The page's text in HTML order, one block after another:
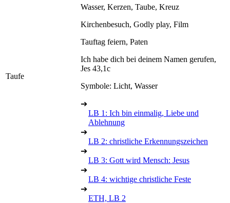
Taufe
Wasser, Kerzen, Taube, Kreuz
Kirchenbesuch, Godly play, Film
Tauftag feiern, Paten
Ich habe dich bei deinem Namen gerufen,
Jes 43,1c
Symbole: Licht, Wasser
➔
LB 1: Ich bin einmalig, Liebe und
Ablehnung
➔
LB 2: christliche Erkennungszeichen
➔
LB 3: Gott wird Mensch: Jesus
➔
LB 4: wichtige christliche Feste
➔
ETH, LB 2